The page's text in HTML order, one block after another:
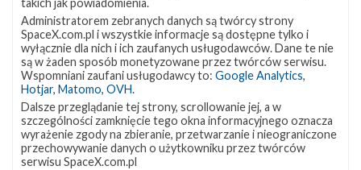
NAJPOPULARNIEJSZE TEMATY
Falcon 9 1047 Starlink 562 SLC-40 522
OCISLY 337 LC-39A 292 SLC-4E 284
NASA Lądowanie JRTI 214
ASOG Dragon 2 145 Osłony ładunku
Starship 107 Landing Zone 1
takich jak powiadomienia.
Administratorem zebranych danych są twórcy strony
SpaceX.com.pl i wszystkie informacje są dostępne tylko i
wyłącznie dla nich i ich zaufanych usługodawców. Dane te nie
są w żaden sposób monetyzowane przez twórców serwisu.
Wspomniani zaufani usługodawcy to: Google Analytics,
Hotjar, Matomo, OVH.
Dalsze przeglądanie tej strony, scrollowanie jej, a w
szczególności zamknięcie tego okna informacyjnego oznacza
wyrażenie zgody na zbieranie, przetwarzanie i nieograniczone
przechowywanie danych o użytkowniku przez twórców
serwisu SpaceX.com.pl